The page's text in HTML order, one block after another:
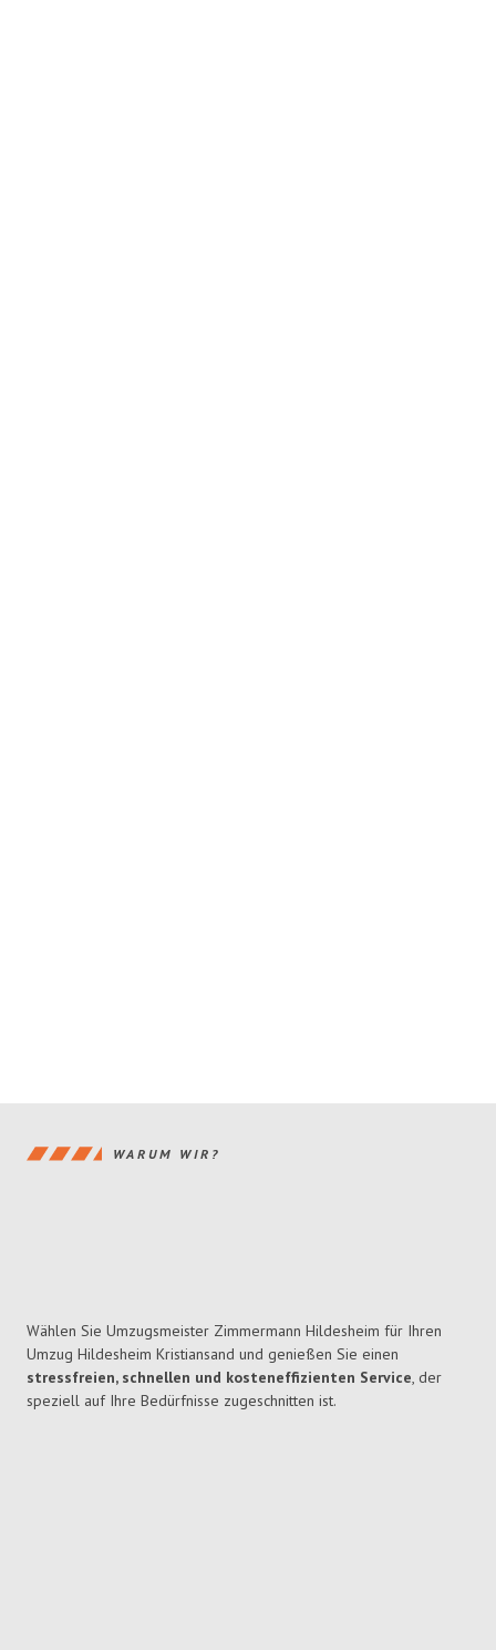
WARUM WIR?
Wählen Sie Umzugsmeister Zimmermann Hildesheim für Ihren
Umzug Hildesheim Kristiansand und genießen Sie einen
stressfreien, schnellen und kosteneffizienten Service, der
speziell auf Ihre Bedürfnisse zugeschnitten ist.